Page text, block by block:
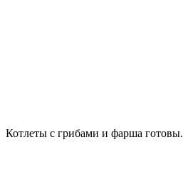
Котлеты с грибами и фарша готовы.